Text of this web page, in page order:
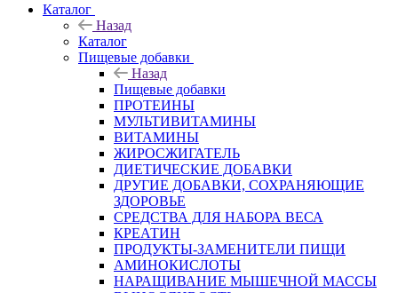
Каталог
Назад
Каталог
Пищевые добавки
Назад
Пищевые добавки
ПРОТЕИНЫ
МУЛЬТИВИТАМИНЫ
ВИТАМИНЫ
ЖИРОСЖИГАТЕЛЬ
ДИЕТИЧЕСКИЕ ДОБАВКИ
ДРУГИЕ ДОБАВКИ, СОХРАНЯЮЩИЕ
ЗДОРОВЬЕ
СРЕДСТВА ДЛЯ НАБОРА ВЕСА
КРЕАТИН
ПРОДУКТЫ-ЗАМЕНИТЕЛИ ПИЩИ
АМИНОКИСЛОТЫ
НАРАЩИВАНИЕ МЫШЕЧНОЙ МАССЫ